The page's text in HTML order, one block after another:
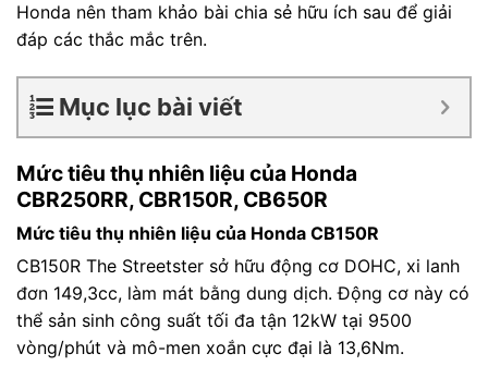
Honda nên tham khảo bài chia sẻ hữu ích sau để giải
đáp các thắc mắc trên.
Mục lục bài viết
Mức tiêu thụ nhiên liệu của Honda
CBR250RR, CBR150R, CB650R
Mức tiêu thụ nhiên liệu của Honda CB150R
CB150R The Streetster sở hữu động cơ DOHC, xi lanh
đơn 149,3cc, làm mát bằng dung dịch. Động cơ này có
thể sản sinh công suất tối đa tận 12kW tại 9500
vòng/phút và mô-men xoắn cực đại là 13,6Nm.